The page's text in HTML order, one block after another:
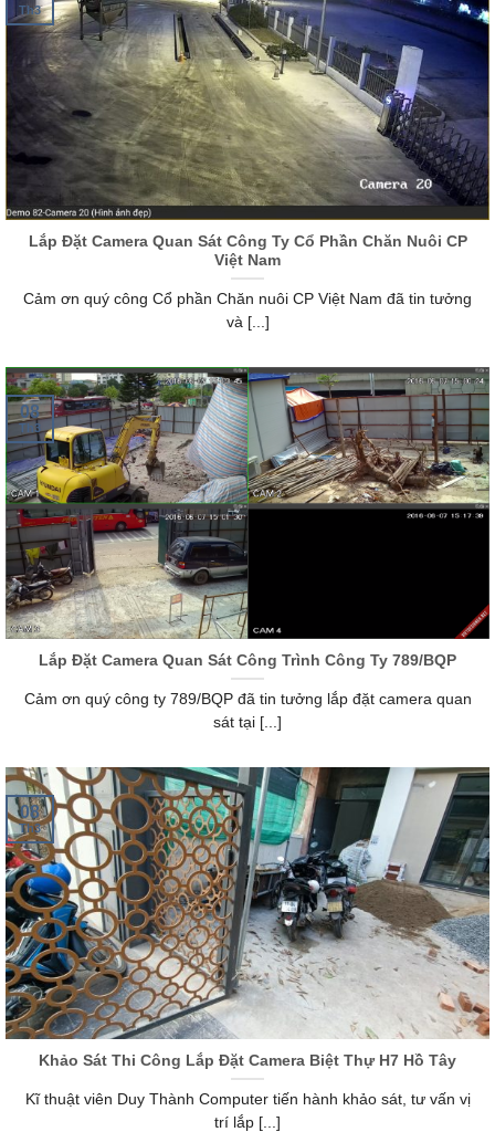
Lắp Đặt Camera Quan Sát Công Ty Cổ Phần Chăn Nuôi CP
Việt Nam
Cảm ơn quý công Cổ phần Chăn nuôi CP Việt Nam đã tin tưởng
và [...]
Th3
Lắp Đặt Camera Quan Sát Công Trình Công Ty 789/BQP
Cảm ơn quý công ty 789/BQP đã tin tưởng lắp đặt camera quan
sát tại [...]
08
Th3
Khảo Sát Thi Công Lắp Đặt Camera Biệt Thự H7 Hồ Tây
Kĩ thuật viên Duy Thành Computer tiến hành khảo sát, tư vấn vị
trí lắp [...]
08
Th3